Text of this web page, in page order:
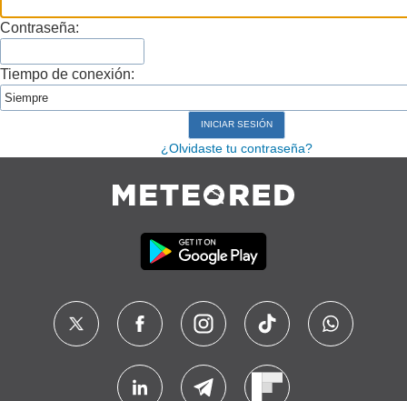
Contraseña:
Tiempo de conexión:
¿Olvidaste tu contraseña?